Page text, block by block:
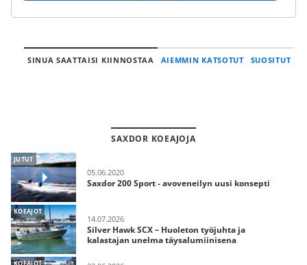
SINUA SAATTAISI KIINNOSTAA AIEMMIN KATSOTUT SUOSITUT
SAXDOR KOEAJOJA
JUTUT
05.06.2020
Saxdor 200 Sport - avoveneilyn uusi konsepti
KOEAJOT
14.07.2026
Silver Hawk SCX – Huoleton työjuhta ja
kalastajan unelma täysalumiinisena